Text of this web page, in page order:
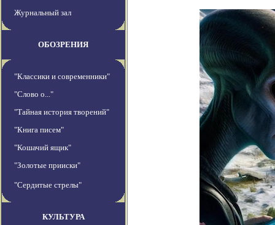
Журнальный зал
ОБОЗРЕНИЯ
"Классики и современники"
"Слово о..."
"Тайная история творений"
"Книга писем"
"Кошачий ящик"
"Золотые прииски"
"Сердитые стрелы"
КУЛЬТУРА